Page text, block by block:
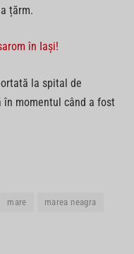
țărm.
în Iași!
la spital de
în momentul când a fost
mare marea neagra